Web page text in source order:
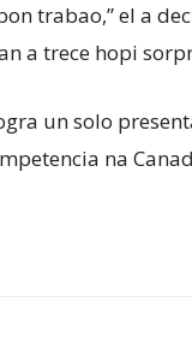
trabao,” el a
a trece hopi
un solo
na